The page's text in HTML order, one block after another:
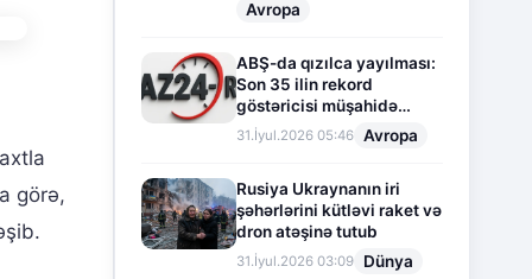
görə,
Avropa
ABŞ-da qızılca yayılması:
Son 35 ilin rekord
göstəricisi müşahidə
olunur
31.İyul.2026 05:46 Avropa
Rusiya Ukraynanın iri
şəhərlərini kütləvi raket və
dron atəşinə tutub
31.İyul.2026 03:09 Dünya